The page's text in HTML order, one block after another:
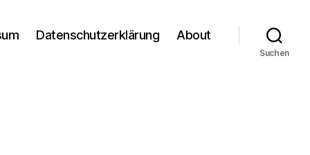
Datenschutzerklärung About
Suchen